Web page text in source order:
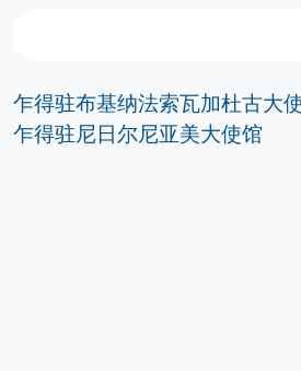
乍得驻布基纳法索瓦加杜古大
乍得驻尼日尔尼亚美大使馆